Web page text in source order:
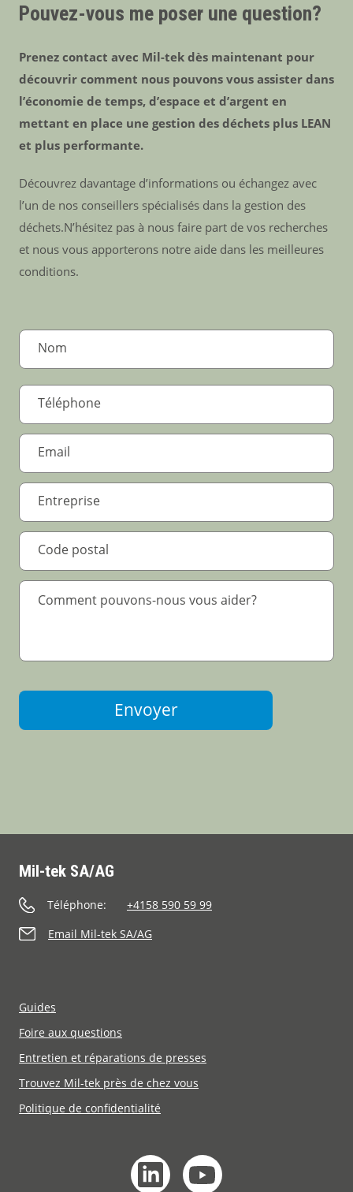
Pouvez-vous me poser une question?
Prenez contact avec Mil-tek dès maintenant pour
découvrir comment nous pouvons vous assister dans
l’économie de temps, d’espace et d’argent en
mettant en place une gestion des déchets plus LEAN
et plus performante.
Découvrez davantage d’informations ou échangez avec
l’un de nos conseillers spécialisés dans la gestion des
déchets.N’hésitez pas à nous faire part de vos recherches
et nous vous apporterons notre aide dans les meilleures
conditions.
Envoyer
Mil-tek SA/AG
Téléphone:
+4158 590 59 99
Email Mil-tek SA/AG
Guides
Foire aux questions
Entretien et réparations de presses
Trouvez Mil-tek près de chez vous
Politique de confidentialité